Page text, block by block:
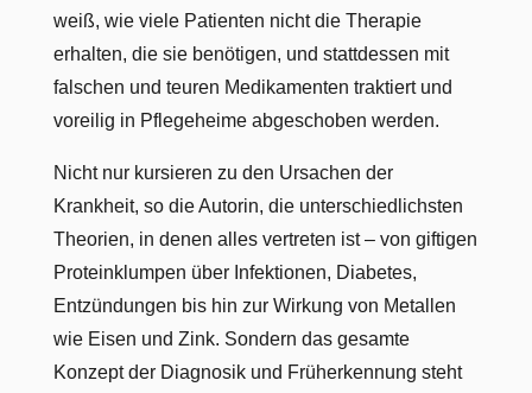
weiß, wie viele Patienten nicht die Therapie
erhalten, die sie benötigen, und stattdessen mit
falschen und teuren Medikamenten traktiert und
voreilig in Pflegeheime abgeschoben werden.
Nicht nur kursieren zu den Ursachen der
Krankheit, so die Autorin, die unterschiedlichsten
Theorien, in denen alles vertreten ist – von giftigen
Proteinklumpen über Infektionen, Diabetes,
Entzündungen bis hin zur Wirkung von Metallen
wie Eisen und Zink. Sondern das gesamte
Konzept der Diagnosik und Früherkennung steht